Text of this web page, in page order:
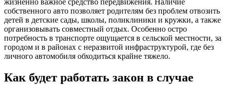
собственного авто позволяет родителям без проблем отвозить
детей в детские сады, школы, поликлиники и кружки, а также
организовывать совместный отдых. Особенно остро
потребность в транспорте ощущается в сельской местности, за
городом и в районах с неразвитой инфраструктурой, где без
личного автомобиля обходиться крайне тяжело.
Как будет работать закон в случае